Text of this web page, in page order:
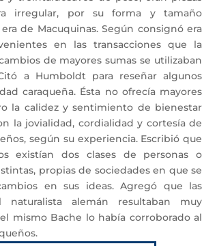
irregular, por su forma y tamaño
de Macuquinas. Según consignó era
en las transacciones que la
de mayores sumas se utilizaban
a Humboldt para reseñar algunos
caraqueña. Ésta no ofrecía mayores
la calidez y sentimiento de bienestar
la jovialidad, cordialidad y cortesía de
según su experiencia. Escribió que
existían dos clases de personas o
propias de sociedades en que se
en sus ideas. Agregó que las
naturalista alemán resultaban muy
mismo Bache lo había corroborado al